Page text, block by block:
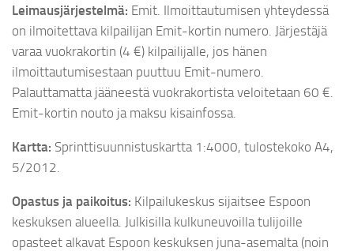
Leimausjärjestelmä: Emit. Ilmoittautumisen yhteydessä
on ilmoitettava kilpailijan Emit-kortin numero. Järjestäjä
varaa vuokrakortin (4 €) kilpailijalle, jos hänen
ilmoittautumisestaan puuttuu Emit-numero.
Palauttamatta jääneestä vuokrakortista veloitetaan 60 €.
Emit-kortin nouto ja maksu kisainfossa.
Kartta: Sprinttisuunnistuskartta 1:4000, tulostekoko A4,
5/2012.
Opastus ja paikoitus: Kilpailukeskus sijaitsee Espoon
keskuksen alueella. Julkisilla kulkuneuvoilla tulijoille
opasteet alkavat Espoon keskuksen juna-asemalta (noin